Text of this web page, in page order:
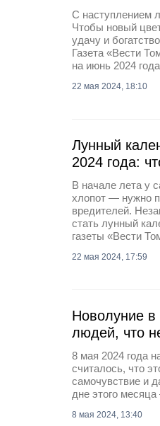
С наступлением
Чтобы новый
удачу и
Газета «Вести
на июнь 2024
22 мая 2024, 18:10
Лунный
2024 года:
В начале лета у
хлопот — нужно
вредителей.
стать лунный
газеты «Вести
22 мая 2024, 17:59
Новолуние в
людей, что
8 мая 2024 года
считалось, что
самочувствие и
дне этого
8 мая 2024, 13:40